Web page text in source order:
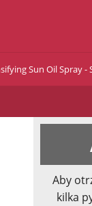
Sun Oil Spray -
Aby
kilka